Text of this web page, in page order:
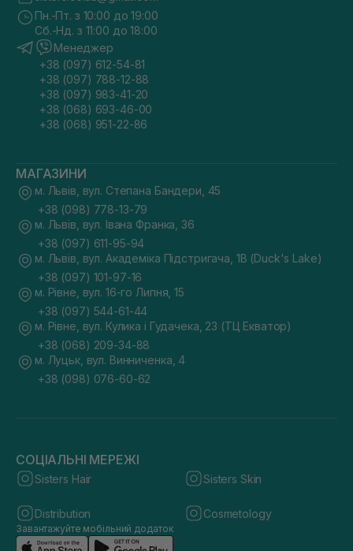
Пн.-Пт. з 10:00 до 19:00
Сб.-Нд. з 11:00 до 18:00
Менеджер
+38 (097) 612-54-81
+38 (097) 788-12-88
+38 (097) 983-41-20
+38 (068) 693-46-00
+38 (068) 951-22-86
МАГАЗИНИ
м. Львів, вул. Степана Бандери, 45
+38 (098) 778-13-79
м. Львів, вул. Івана Франка, 36
+38 (097) 611-95-94
м. Львів, вул. Академіка Підстригача, 1В (Duck's Lake)
+38 (097) 101-97-16
м. Рівне, вул. 16-го Липня, 15
+38 (097) 544-61-44
м. Рівне, вул. Кулика і Гудачека, 23 (ТЦ Екватор)
+38 (068) 209-34-88
м. Луцьк, вул. Винниченка, 4
+38 (098) 076-60-62
СОЦІАЛЬНІ МЕРЕЖІ
Sisters Hair Sisters Skin
Distribution Cosmetology
Завантажуйте мобільний додаток